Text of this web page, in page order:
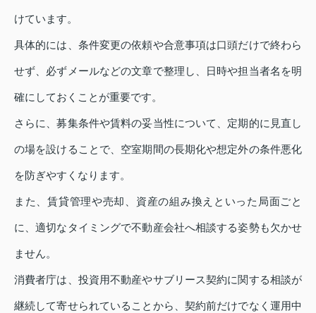
けています。
具体的には、条件変更の依頼や合意事項は口頭だけで終わら
せず、必ずメールなどの文章で整理し、日時や担当者名を明
確にしておくことが重要です。
さらに、募集条件や賃料の妥当性について、定期的に見直し
の場を設けることで、空室期間の長期化や想定外の条件悪化
を防ぎやすくなります。
また、賃貸管理や売却、資産の組み換えといった局面ごと
に、適切なタイミングで不動産会社へ相談する姿勢も欠かせ
ません。
消費者庁は、投資用不動産やサブリース契約に関する相談が
継続して寄せられていることから、契約前だけでなく運用中